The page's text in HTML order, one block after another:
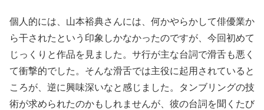
個人的には、山本裕典さんには、何かやらかして俳優業か
ら干されたという印象しかなかったのですが、今回初めて
じっくりと作品を見ました。サ行が主な台詞で滑舌も悪く
て衝撃的でした。そんな滑舌では主役に起用されていると
ころが、逆に興味深いなと感じました。タンブリングの技
術が求められたのかもしれませんが、彼の台詞を聞くたび